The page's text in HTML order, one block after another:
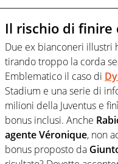
Il rischio di finire
Due ex bianconeri illustri
tirando troppo la corda
Emblematico il caso di
Stadium e una serie di
milioni della Juventus e
bonus inclusi. Anche
agente Véronique, non
bonus proposto da